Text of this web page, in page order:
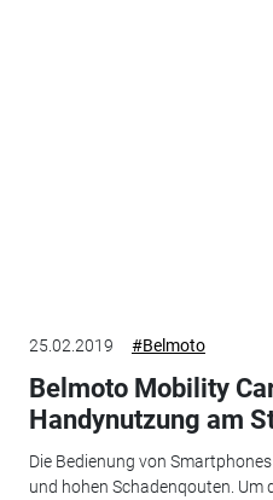
25.02.2019 #Belmoto
Belmoto Mobility
Handynutzung am
Die Bedienung von
und hohen Schadenqouten. Um